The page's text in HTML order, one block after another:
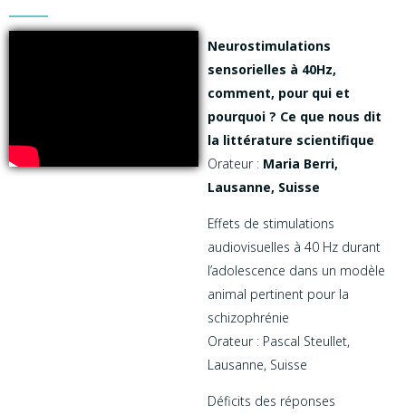
Neurostimulations
sensorielles à 40Hz,
comment, pour qui et
pourquoi ? Ce que nous dit
la littérature scientifique
Orateur : Maria Berri,
Lausanne, Suisse
Effets de stimulations
audiovisuelles à 40 Hz durant
l’adolescence dans un modèle
animal pertinent pour la
schizophrénie
Orateur : Pascal Steullet,
Lausanne, Suisse
Déficits des réponses